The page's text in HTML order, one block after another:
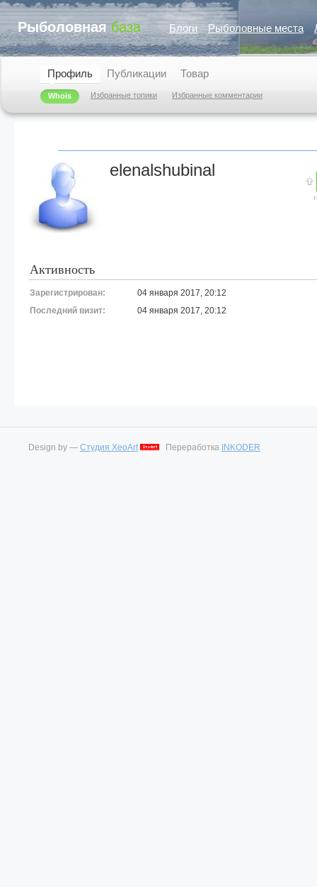
Рыболовная база Блоги Рыболовные места
Профиль
Whois Избранные топики Избранные комментарии
Публикации Товар
elenalshubinal
Активность
Зарегистрирован:
04 января 2017, 20:12
Последний визит:
04 января 2017, 20:12
Design by — Студия XeoArt Переработка INKODER